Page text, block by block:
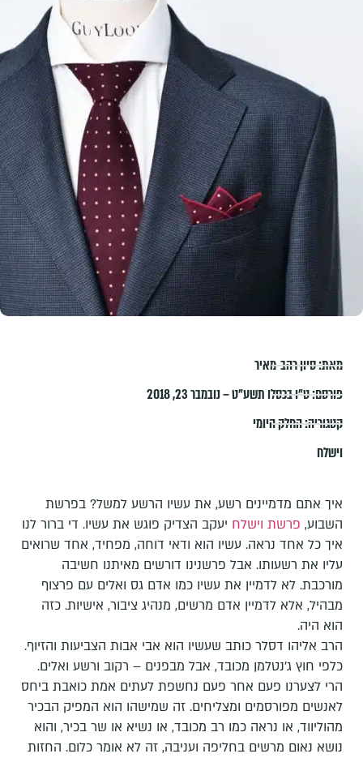
מאת:סיון רהב-מאיר
פורסם:ט״ו בכסלו תשע״ט – נובמבר 23, 2018
קטגוריה:החלק היומי
וישלח
איך אתם מדמיינים רשע, את עשיו הרשע למשל? בפרשת
השבוע, פרשת וישלח יעקב הצדיק פוגש את עשיו. די ברור לנו
איך כל אחד נראה. עשיו הוא ודאי דוחה, מפחיד, אחד שרואים
עליו את רשעותו. אבל פרשנינו דורשים מאיתנו חשיבה
מורכבת. לא לדמיין את עשיו כמו אדם גס ואלים עם פרצוף
מבהיל, אלא לדמיין אדם מרשים, מנהיג ציבור, אישיות. כזה
הוא היה.
הרב אליהו דסלר כותב שעשיו הוא אבי אבות הצביעות והזיוף.
כלפי חוץ ג'נטלמן מכובד, אבל מבפנים – רקוב ורשע ואלים.
הרי לצערנו פעם אחר פעם נחשפת לעתים אמת כואבת ביחס
לאנשים מפורסמים ומצליחים. זה שמישהו הוא המפיק הבכיר
מהוליווד, או נראה כמו רב מכובד, או נשיא או שר בכיר, והוא
נושא נאום מרשים בחליפה ועניבה, זה לא אומר כלום. החזות